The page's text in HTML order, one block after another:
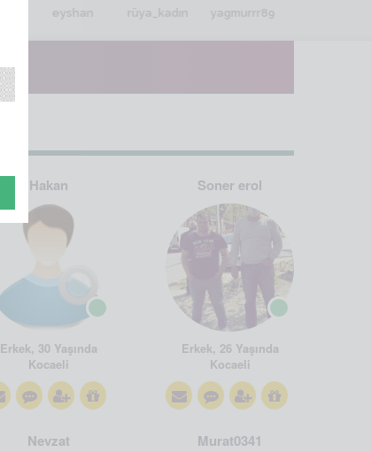
eyshan rüya_kadın yagmurrr89
Hakan
Erkek, 30 Yaşında
Kocaeli
Soner erol
Erkek, 26 Yaşında
Kocaeli
Nevzat Murat0341